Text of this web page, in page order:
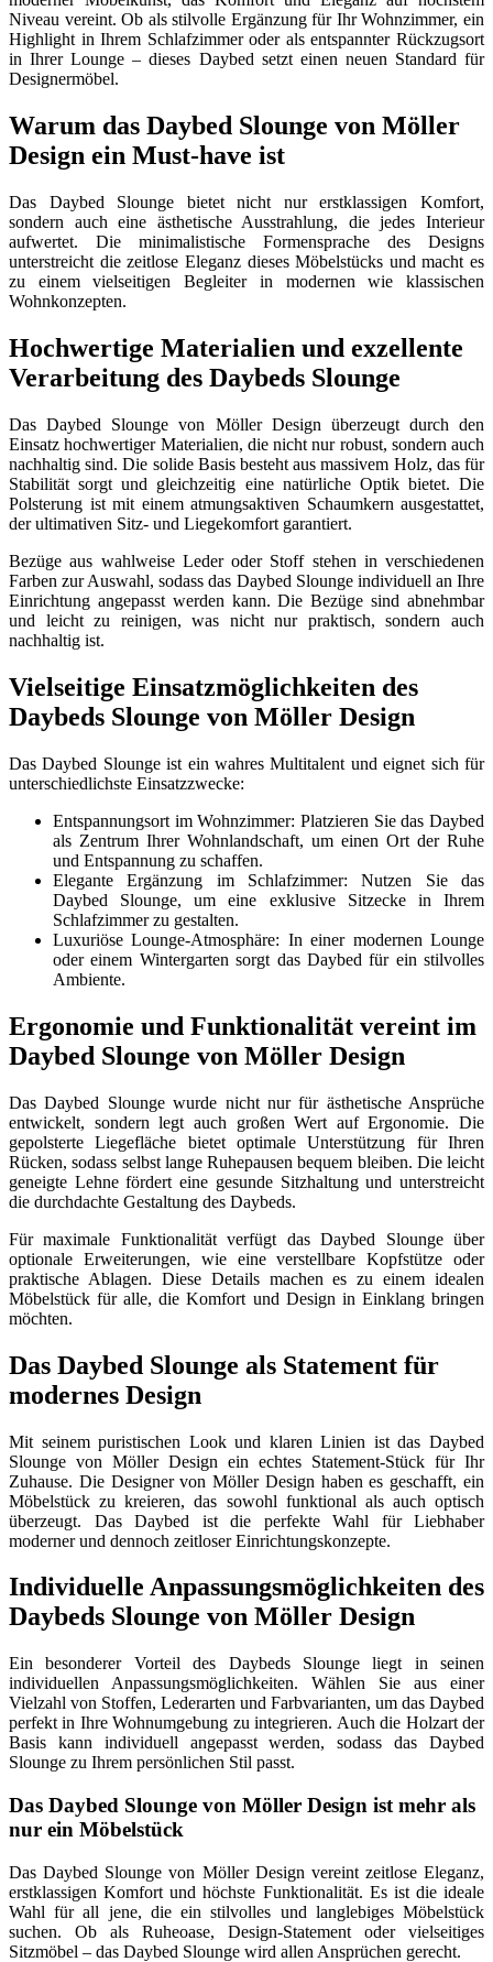
Niveau vereint. Ob als stilvolle Ergänzung für Ihr Wohnzimmer, ein
Highlight in Ihrem Schlafzimmer oder als entspannter Rückzugsort
in Ihrer Lounge – dieses Daybed setzt einen neuen Standard für
Designermöbel.
Warum das Daybed Slounge von Möller
Design ein Must-have ist
Das Daybed Slounge bietet nicht nur erstklassigen Komfort,
sondern auch eine ästhetische Ausstrahlung, die jedes Interieur
aufwertet. Die minimalistische Formensprache des Designs
unterstreicht die zeitlose Eleganz dieses Möbelstücks und macht es
zu einem vielseitigen Begleiter in modernen wie klassischen
Wohnkonzepten.
Hochwertige Materialien und exzellente
Verarbeitung des Daybeds Slounge
Das Daybed Slounge von Möller Design überzeugt durch den
Einsatz hochwertiger Materialien, die nicht nur robust, sondern auch
nachhaltig sind. Die solide Basis besteht aus massivem Holz, das für
Stabilität sorgt und gleichzeitig eine natürliche Optik bietet. Die
Polsterung ist mit einem atmungsaktiven Schaumkern ausgestattet,
der ultimativen Sitz- und Liegekomfort garantiert.
Bezüge aus wahlweise Leder oder Stoff stehen in verschiedenen
Farben zur Auswahl, sodass das Daybed Slounge individuell an Ihre
Einrichtung angepasst werden kann. Die Bezüge sind abnehmbar
und leicht zu reinigen, was nicht nur praktisch, sondern auch
nachhaltig ist.
Vielseitige Einsatzmöglichkeiten des
Daybeds Slounge von Möller Design
Das Daybed Slounge ist ein wahres Multitalent und eignet sich für
unterschiedlichste Einsatzzwecke:
Entspannungsort im Wohnzimmer: Platzieren Sie das Daybed
als Zentrum Ihrer Wohnlandschaft, um einen Ort der Ruhe
und Entspannung zu schaffen.
Elegante Ergänzung im Schlafzimmer: Nutzen Sie das
Daybed Slounge, um eine exklusive Sitzecke in Ihrem
Schlafzimmer zu gestalten.
Luxuriöse Lounge-Atmosphäre: In einer modernen Lounge
oder einem Wintergarten sorgt das Daybed für ein stilvolles
Ambiente.
Ergonomie und Funktionalität vereint im
Daybed Slounge von Möller Design
Das Daybed Slounge wurde nicht nur für ästhetische Ansprüche
entwickelt, sondern legt auch großen Wert auf Ergonomie. Die
gepolsterte Liegefläche bietet optimale Unterstützung für Ihren
Rücken, sodass selbst lange Ruhepausen bequem bleiben. Die leicht
geneigte Lehne fördert eine gesunde Sitzhaltung und unterstreicht
die durchdachte Gestaltung des Daybeds.
Für maximale Funktionalität verfügt das Daybed Slounge über
optionale Erweiterungen, wie eine verstellbare Kopfstütze oder
praktische Ablagen. Diese Details machen es zu einem idealen
Möbelstück für alle, die Komfort und Design in Einklang bringen
möchten.
Das Daybed Slounge als Statement für
modernes Design
Mit seinem puristischen Look und klaren Linien ist das Daybed
Slounge von Möller Design ein echtes Statement-Stück für Ihr
Zuhause. Die Designer von Möller Design haben es geschafft, ein
Möbelstück zu kreieren, das sowohl funktional als auch optisch
überzeugt. Das Daybed ist die perfekte Wahl für Liebhaber
moderner und dennoch zeitloser Einrichtungskonzepte.
Individuelle Anpassungsmöglichkeiten des
Daybeds Slounge von Möller Design
Ein besonderer Vorteil des Daybeds Slounge liegt in seinen
individuellen Anpassungsmöglichkeiten. Wählen Sie aus einer
Vielzahl von Stoffen, Lederarten und Farbvarianten, um das Daybed
perfekt in Ihre Wohnumgebung zu integrieren. Auch die Holzart der
Basis kann individuell angepasst werden, sodass das Daybed
Slounge zu Ihrem persönlichen Stil passt.
Das Daybed Slounge von Möller Design ist mehr als
nur ein Möbelstück
Das Daybed Slounge von Möller Design vereint zeitlose Eleganz,
erstklassigen Komfort und höchste Funktionalität. Es ist die ideale
Wahl für all jene, die ein stilvolles und langlebiges Möbelstück
suchen. Ob als Ruheoase, Design-Statement oder vielseitiges
Sitzmöbel – das Daybed Slounge wird allen Ansprüchen gerecht.